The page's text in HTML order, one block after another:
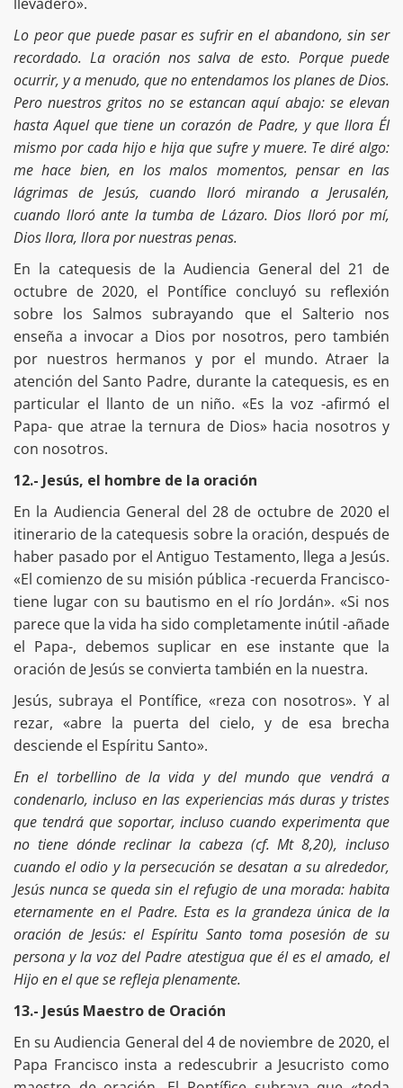
Lo peor que puede pasar es sufrir en el abandono, sin ser
recordado. La oración nos salva de esto. Porque puede
ocurrir, y a menudo, que no entendamos los planes de Dios.
Pero nuestros gritos no se estancan aquí abajo: se elevan
hasta Aquel que tiene un corazón de Padre, y que llora Él
mismo por cada hijo e hija que sufre y muere. Te diré algo:
me hace bien, en los malos momentos, pensar en las
lágrimas de Jesús, cuando lloró mirando a Jerusalén,
cuando lloró ante la tumba de Lázaro. Dios lloró por mí,
Dios llora, llora por nuestras penas.
En la catequesis de la Audiencia General del 21 de
octubre de 2020, el Pontífice concluyó su reflexión
sobre los Salmos subrayando que el Salterio nos
enseña a invocar a Dios por nosotros, pero también
por nuestros hermanos y por el mundo. Atraer la
atención del Santo Padre, durante la catequesis, es en
particular el llanto de un niño. «Es la voz -afirmó el
Papa- que atrae la ternura de Dios» hacia nosotros y
con nosotros.
12.- Jesús, el hombre de la oración
En la Audiencia General del 28 de octubre de 2020 el
itinerario de la catequesis sobre la oración, después de
haber pasado por el Antiguo Testamento, llega a Jesús.
«El comienzo de su misión pública -recuerda Francisco-
tiene lugar con su bautismo en el río Jordán». «Si nos
parece que la vida ha sido completamente inútil -añade
el Papa-, debemos suplicar en ese instante que la
oración de Jesús se convierta también en la nuestra.
Jesús, subraya el Pontífice, «reza con nosotros». Y al
rezar, «abre la puerta del cielo, y de esa brecha
desciende el Espíritu Santo».
En el torbellino de la vida y del mundo que vendrá a
condenarlo, incluso en las experiencias más duras y tristes
que tendrá que soportar, incluso cuando experimenta que
no tiene dónde reclinar la cabeza (cf. Mt 8,20), incluso
cuando el odio y la persecución se desatan a su alrededor,
Jesús nunca se queda sin el refugio de una morada: habita
eternamente en el Padre. Esta es la grandeza única de la
oración de Jesús: el Espíritu Santo toma posesión de su
persona y la voz del Padre atestigua que él es el amado, el
Hijo en el que se refleja plenamente.
13.- Jesús Maestro de Oración
En su Audiencia General del 4 de noviembre de 2020, el
Papa Francisco insta a redescubrir a Jesucristo como